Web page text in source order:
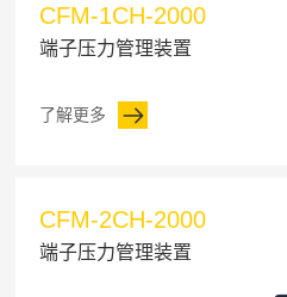
CFM-1CH-2000
端子压力管理装置
了解更多
CFM-2CH-2000
端子压力管理装置